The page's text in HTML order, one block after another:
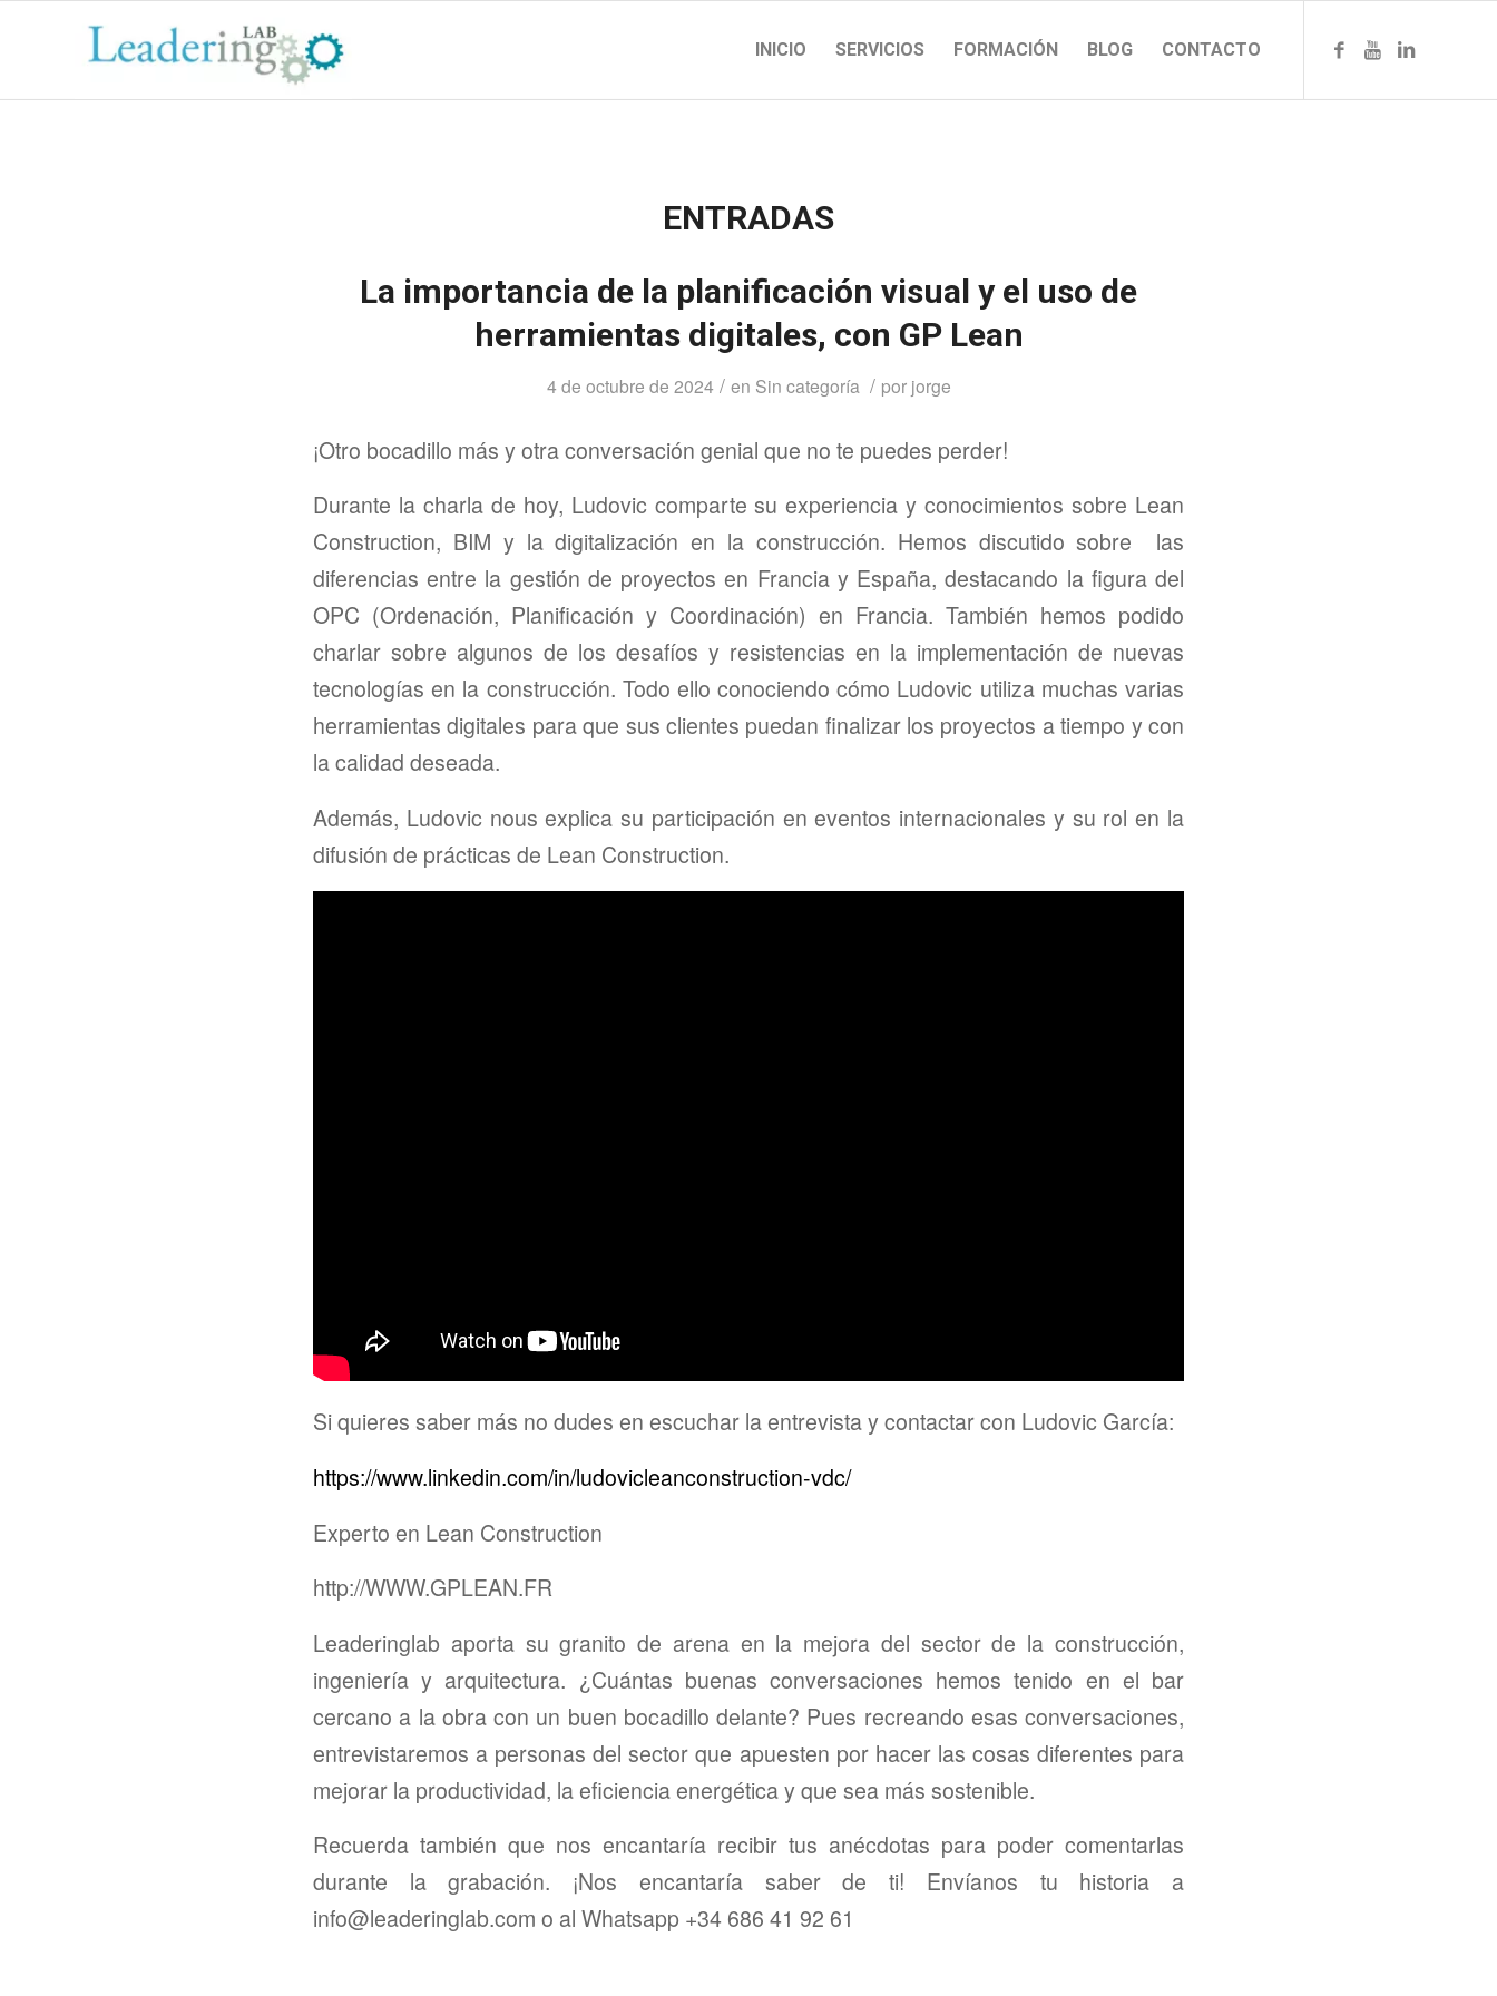
INICIO SERVICIOS FORMACIÓN BLOG CONTACTO
ENTRADAS
La importancia de la planificación visual y el uso de
herramientas digitales, con GP Lean
4 de octubre de 2024 / en Sin categoría / por jorge
¡Otro bocadillo más y otra conversación genial que no te puedes perder!
Durante la charla de hoy, Ludovic comparte su experiencia y conocimientos sobre Lean
Construction, BIM y la digitalización en la construcción. Hemos discutido sobre las
diferencias entre la gestión de proyectos en Francia y España, destacando la figura del
OPC (Ordenación, Planificación y Coordinación) en Francia. También hemos podido
charlar sobre algunos de los desafíos y resistencias en la implementación de nuevas
tecnologías en la construcción. Todo ello conociendo cómo Ludovic utiliza muchas varias
herramientas digitales para que sus clientes puedan finalizar los proyectos a tiempo y con
la calidad deseada.
Además, Ludovic nous explica su participación en eventos internacionales y su rol en la
difusión de prácticas de Lean Construction.
Si quieres saber más no dudes en escuchar la entrevista y contactar con Ludovic García:
https://www.linkedin.com/in/ludovicleanconstruction-vdc/
Experto en Lean Construction
http://WWW.GPLEAN.FR
Leaderinglab aporta su granito de arena en la mejora del sector de la construcción,
ingeniería y arquitectura. ¿Cuántas buenas conversaciones hemos tenido en el bar
cercano a la obra con un buen bocadillo delante? Pues recreando esas conversaciones,
entrevistaremos a personas del sector que apuesten por hacer las cosas diferentes para
mejorar la productividad, la eficiencia energética y que sea más sostenible.
Recuerda también que nos encantaría recibir tus anécdotas para poder comentarlas
durante la grabación. ¡Nos encantaría saber de ti! Envíanos tu historia a
info@leaderinglab.com o al Whatsapp +34 686 41 92 61